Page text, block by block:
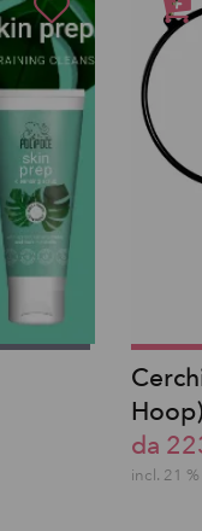
Hoop)
da
incl. 21 %